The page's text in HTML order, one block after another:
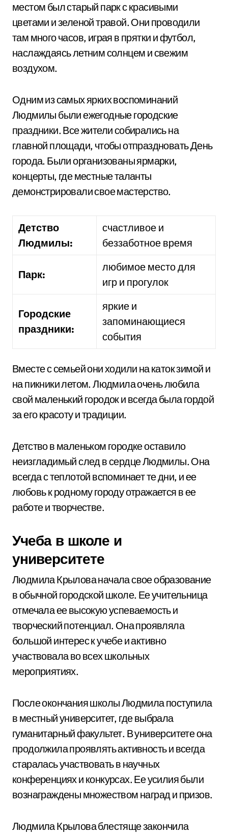
местом был старый парк с красивыми
цветами и зеленой травой. Они проводили
там много часов, играя в прятки и футбол,
наслаждаясь летним солнцем и свежим
воздухом.
Одним из самых ярких воспоминаний
Людмилы были ежегодные городские
праздники. Все жители собирались на
главной площади, чтобы отпраздновать День
города. Были организованы ярмарки,
концерты, где местные таланты
демонстрировали свое мастерство.
Детство
Людмилы:
счастливое и
беззаботное время
Парк:
любимое место для
игр и прогулок
Городские
праздники:
яркие и
запоминающиеся
события
Вместе с семьей они ходили на каток зимой и
на пикники летом. Людмила очень любила
свой маленький городок и всегда была гордой
за его красоту и традиции.
Детство в маленьком городке оставило
неизгладимый след в сердце Людмилы. Она
всегда с теплотой вспоминает те дни, и ее
любовь к родному городу отражается в ее
работе и творчестве.
Учеба в школе и
университете
Людмила Крылова начала свое образование
в обычной городской школе. Ее учительница
отмечала ее высокую успеваемость и
творческий потенциал. Она проявляла
большой интерес к учебе и активно
участвовала во всех школьных
мероприятиях.
После окончания школы Людмила поступила
в местный университет, где выбрала
гуманитарный факультет. В университете она
продолжила проявлять активность и всегда
старалась участвовать в научных
конференциях и конкурсах. Ее усилия были
вознаграждены множеством наград и призов.
Людмила Крылова блестяще закончила